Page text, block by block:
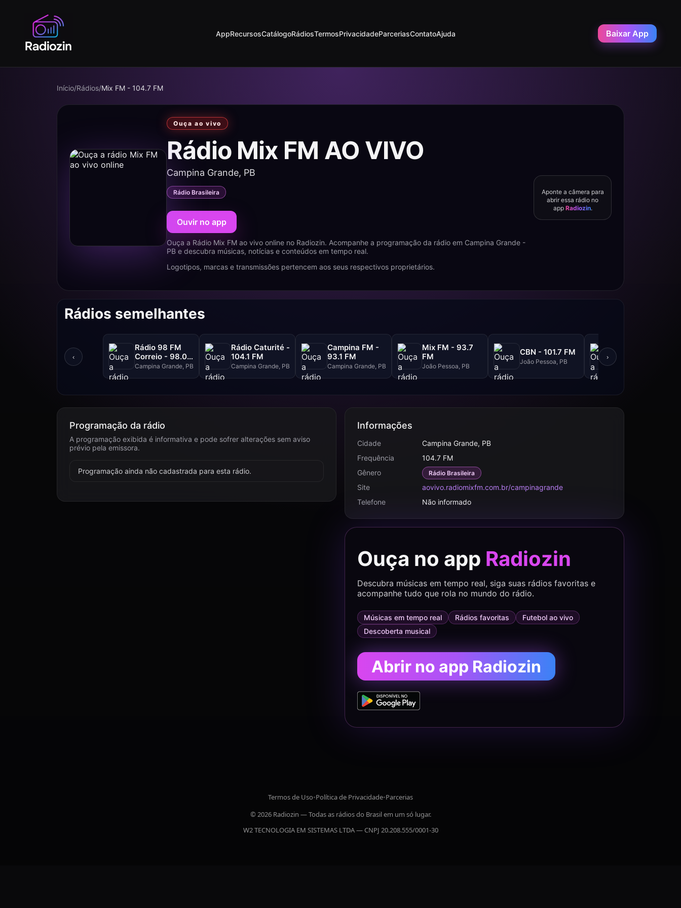
AppRecursosCatálogoRádiosTermosPrivacidadeParceriasContatoAjuda Baixar App
Início/Rádios/Mix FM - 104.7 FM
Ouça ao vivo
Rádio Mix FM AO VIVO
Campina Grande, PB
Rádio Brasileira
Ouvir no app
Ouça a Rádio Mix FM ao vivo online no Radiozin. Acompanhe a programação da rádio em Campina Grande -
PB e descubra músicas, notícias e conteúdos em tempo real.
Logotipos, marcas e transmissões pertencem aos seus respectivos proprietários.
Aponte a câmera para
abrir essa rádio no
app Radiozin.
Rádios semelhantes
‹
Rádio 98 FM
Correio - 98.0
FM
Campina Grande, PB
Rádio Caturité -
104.1 FM
Campina Grande, PB
Campina FM -
93.1 FM
Campina Grande, PB
Mix FM - 93.7
FM
João Pessoa, PB
CBN - 101.7 FM
João Pessoa, PB
Correio - 98.3
›
Programação da rádio
A programação exibida é informativa e pode sofrer alterações sem aviso
prévio pela emissora.
Programação ainda não cadastrada para esta rádio.
Informações
Cidade
Campina Grande, PB
Frequência
104.7 FM
Gênero
Rádio Brasileira
Site
aovivo.radiomixfm.com.br/campinagrande
Telefone
Não informado
Ouça no app Radiozin
Descubra músicas em tempo real, siga suas rádios favoritas e
acompanhe tudo que rola no mundo do rádio.
Músicas em tempo real Rádios favoritas
Futebol ao vivo
Descoberta musical
Abrir no app Radiozin
Termos de Uso•Política de Privacidade•Parcerias
© 2026 Radiozin — Todas as rádios do Brasil em um só lugar.
W2 TECNOLOGIA EM SISTEMAS LTDA — CNPJ 20.208.555/0001-30